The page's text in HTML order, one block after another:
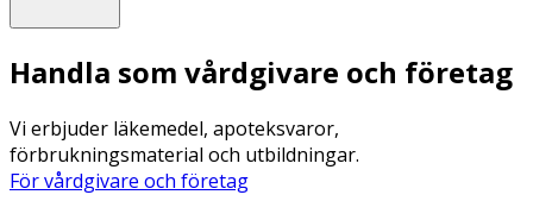
Handla som vårdgivare och företag
Vi erbjuder läkemedel, apoteksvaror,
förbrukningsmaterial och utbildningar.
För vårdgivare och företag